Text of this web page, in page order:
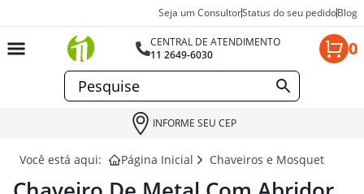
Seja um ConsultorStatus do seu pedidoBlog
CENTRAL DE ATENDIMENTO
11 2649-6030
0
INFORME SEU CEP
Você está aqui: Página Inicial Chaveiros e Mosquetão